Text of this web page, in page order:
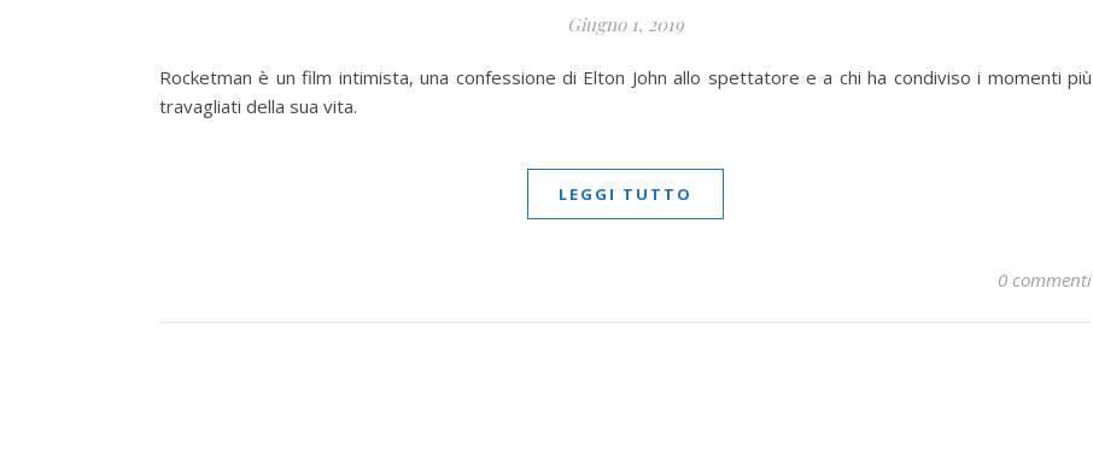
Giugno 1, 2019
Rocketman è un film intimista, una confessione di Elton John allo spettatore e a chi ha condiviso i momenti più
travagliati della sua vita.
LEGGI TUTTO
0 commenti